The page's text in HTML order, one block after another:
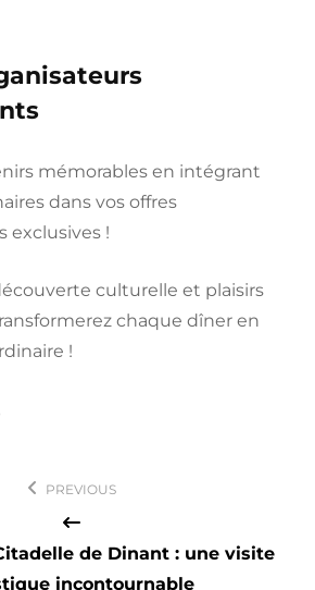
mémorables en intégrant
dans vos offres
exclusives !
culturelle et plaisirs
chaque dîner en
!
PREVIOUS
de Dinant : une visite
incontournable